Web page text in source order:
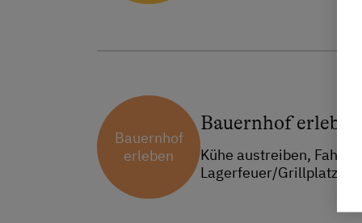
Bauernhof
erleben
Bauernhof erleben
Kühe austreiben, Fahrt
Lagerfeuer/Grillplatz,